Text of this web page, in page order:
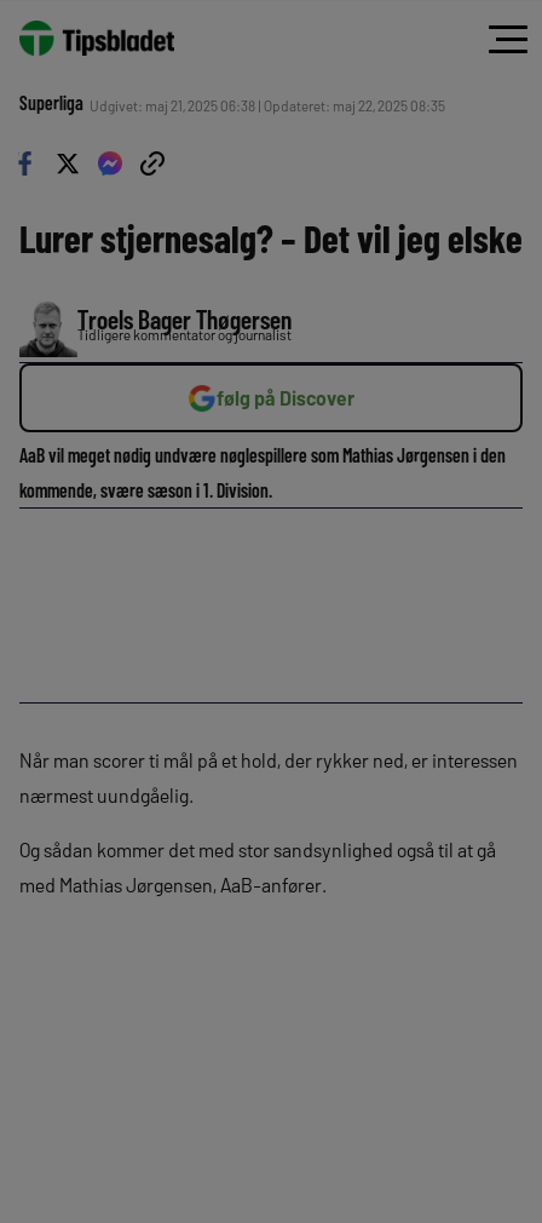
Superliga Udgivet: maj 21, 2025 06:38 | Opdateret: maj 22, 2025 08:35
Lurer stjernesalg? – Det vil jeg elske
Troels Bager Thøgersen
Tidligere kommentator og journalist
følg på Discover
AaB vil meget nødig undvære nøglespillere som Mathias Jørgensen i den
kommende, svære sæson i 1. Division.
Når man scorer ti mål på et hold, der rykker ned, er interessen
nærmest uundgåelig.
Og sådan kommer det med stor sandsynlighed også til at gå
med Mathias Jørgensen, AaB-anfører.